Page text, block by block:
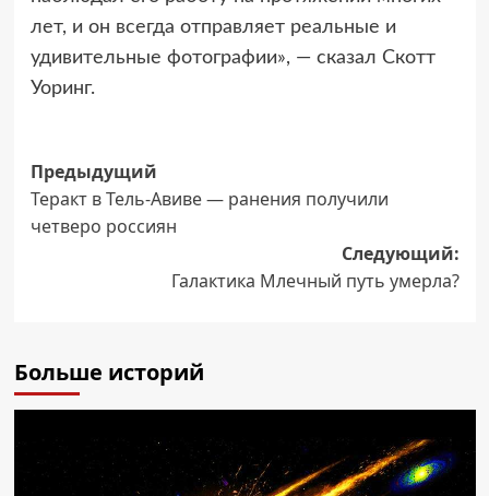
лет, и он всегда отправляет реальные и
удивительные фотографии», — сказал Скотт
Уоринг.
Навигация
записи
Предыдущий
Теракт в Тель-Авиве — ранения получили
четверо россиян
Следующий:
Галактика Млечный путь умерла?
Больше историй